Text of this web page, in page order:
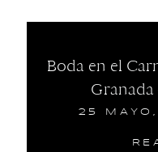
Boda en el
Granada
25